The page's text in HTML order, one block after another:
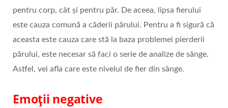
pentru corp, cât și pentru păr. De aceea, lipsa fierului
este cauza comună a căderii părului. Pentru a fi sigură că
aceasta este cauza care stă la baza problemei pierderii
părului, este necesar să faci o serie de analize de sânge.
Astfel, vei afla care este nivelul de fier din sânge.
Emoții negative